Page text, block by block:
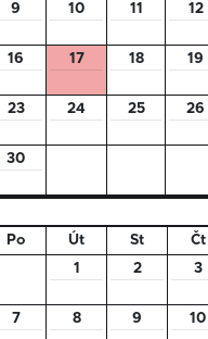
9 10 11 12
16 17 18 19
23 24 25 26
30
Po Út St Čt
1
2 3
7 8 9 10